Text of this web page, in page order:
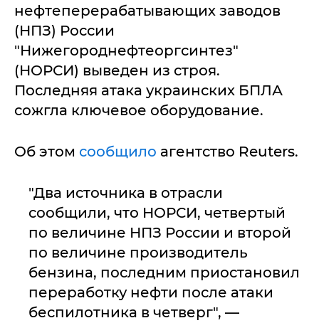
нефтеперерабатывающих заводов
(НПЗ) России
"Нижегороднефтеоргсинтез"
(НОРСИ) выведен из строя.
Последняя атака украинских БПЛА
сожгла ключевое оборудование.
Об этом сообщило агентство Reuters.
"Два источника в отрасли
сообщили, что НОРСИ, четвертый
по величине НПЗ России и второй
по величине производитель
бензина, последним приостановил
переработку нефти после атаки
беспилотника в четверг", —